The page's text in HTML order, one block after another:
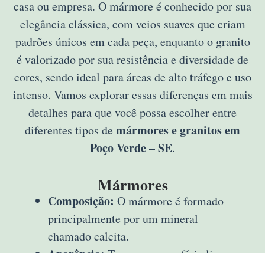
casa ou empresa. O mármore é conhecido por sua
elegância clássica, com veios suaves que criam
padrões únicos em cada peça, enquanto o granito
é valorizado por sua resistência e diversidade de
cores, sendo ideal para áreas de alto tráfego e uso
intenso. Vamos explorar essas diferenças em mais
detalhes para que você possa escolher entre
diferentes tipos de mármores e granitos em
Poço Verde – SE.
Mármores
Composição: O mármore é formado
principalmente por um mineral
chamado calcita.